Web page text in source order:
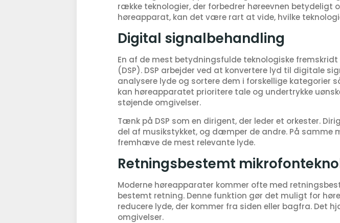
række teknologier, der forbedrer høreevnen betydeligt
høreapparat, kan det være rart at vide, hvilke
Digital signalbehandling
En af de mest betydningsfulde teknologiske
(DSP). DSP arbejder ved at konvertere lyd til digitale
analysere lyde og sortere dem i forskellige kategorier
kan høreapparatet prioritere tale og undertrykke
støjende omgivelser.
Tænk på DSP som en dirigent, der leder et orkester.
del af musikstykket, og dæmper de andre. På samme
fremhæve de mest relevante lyde.
Retningsbestemt
Moderne høreapparater kommer ofte med
bestemt retning. Denne funktion gør det muligt for
reducere lyde, der kommer fra siden eller bagfra. Det
omgivelser.